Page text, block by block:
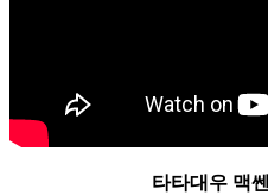
타타대우 맥